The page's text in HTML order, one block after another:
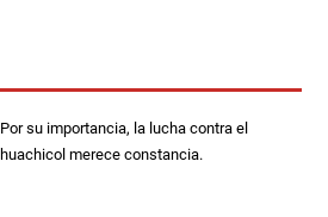
Por su importancia, la lucha contra el
huachicol merece constancia.